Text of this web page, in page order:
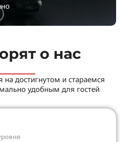
о нас
достигнутом и стараемся
удобным для гостей